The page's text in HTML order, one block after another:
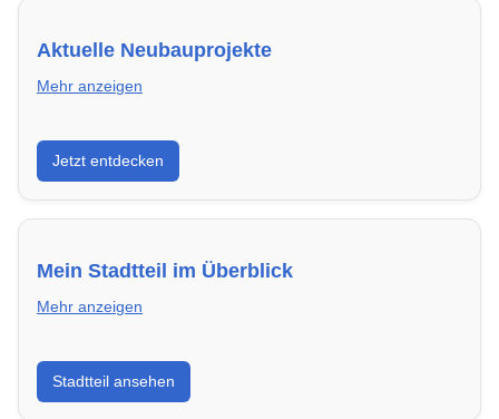
Aktuelle Neubauprojekte
Mehr anzeigen
Entdecke Neubauprojekte in Mannheim – modern,
energieeffizient und sofort bezugsfertig.
Jetzt entdecken
Mein Stadtteil im Überblick
Mehr anzeigen
Erfahre mehr über deinen Stadtteil in Mannheim:
Lebensqualität, Verkehrsanbindung, Schulen,
Freizeitmöglichkeiten und Mietpreise.
Stadtteil ansehen